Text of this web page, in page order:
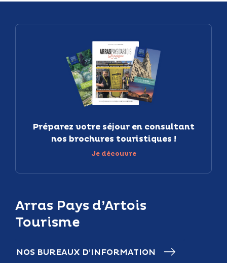
Arras Pays d’Artois
Tourisme
NOS BUREAUX D’INFORMATION
Préparez votre séjour en consultant
nos brochures touristiques !
Je découvre